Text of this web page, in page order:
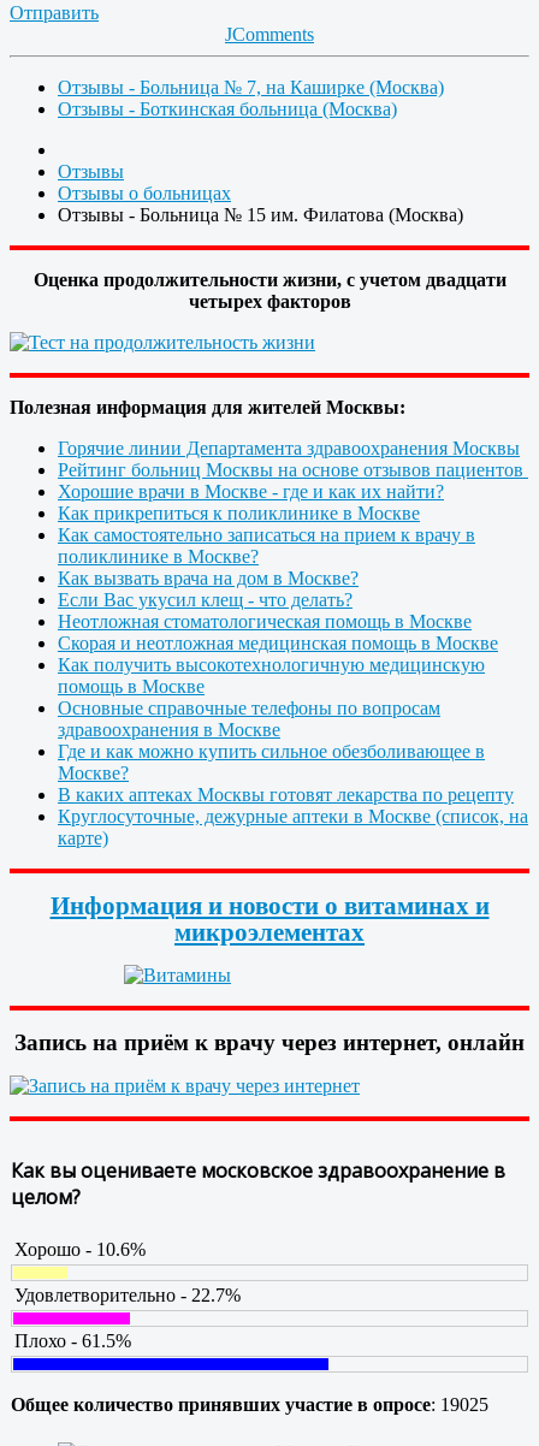
Отправить
JComments
Отзывы - Больница № 7, на Каширке (Москва)
Отзывы - Боткинская больница (Москва)
Отзывы
Отзывы о больницах
Отзывы - Больница № 15 им. Филатова (Москва)
Оценка продолжительности жизни, с учетом двадцати
четырех факторов
Полезная информация для жителей Москвы:
Горячие линии Департамента здравоохранения Москвы
Рейтинг больниц Москвы на основе отзывов пациентов
Хорошие врачи в Москве - где и как их найти?
Как прикрепиться к поликлинике в Москве
Как самостоятельно записаться на прием к врачу в
поликлинике в Москве?
Как вызвать врача на дом в Москве?
Если Вас укусил клещ - что делать?
Неотложная стоматологическая помощь в Москве
Скорая и неотложная медицинская помощь в Москве
Как получить высокотехнологичную медицинскую
помощь в Москве
Основные справочные телефоны по вопросам
здравоохранения в Москве
Где и как можно купить сильное обезболивающее в
Москве?
В каких аптеках Москвы готовят лекарства по рецепту
Круглосуточные, дежурные аптеки в Москве (список, на
карте)
Информация и новости о витаминах и
микроэлементах
Запись на приём к врачу через интернет, онлайн
Как вы оцениваете московское здравоохранение в
целом?
Хорошо - 10.6%
Удовлетворительно - 22.7%
Плохо - 61.5%
Общее количество принявших участие в опросе: 19025